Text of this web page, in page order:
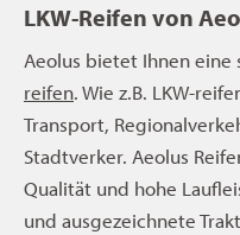
LKW-Reifen von
Aeolus bietet Ihnen eine
reifen. Wie z.B. LKW-
Transport,
Stadtverker. Aeolus
Qualität und hohe
und ausgezeichnete